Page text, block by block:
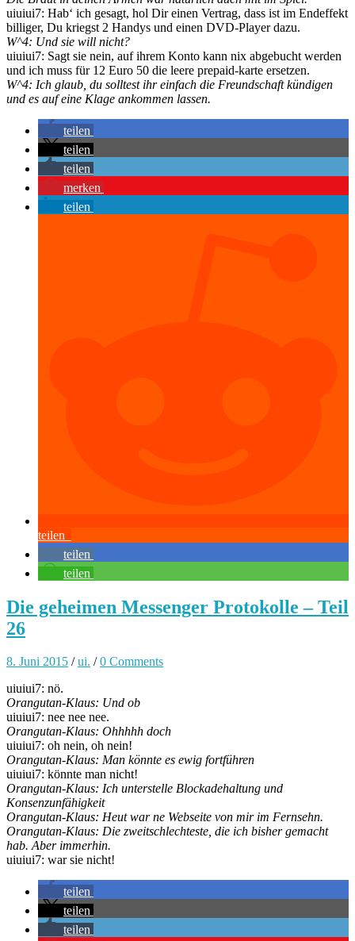
uiuiui7: Hab‘ ich gesagt, hol Dir einen Vertrag, dass ist im Endeffekt
billiger, Du kriegst 2 Handys und einen DVD-Player dazu.
W^4: Und sie will nicht?
uiuiui7: Sagt sie nein, auf ihrem Konto kann nix abgebucht werden
und ich muss für 12 Euro 50 die leere prepaid-karte ersetzen.
W^4: Ich glaub, du solltest ihr einfach die Freundschaft kündigen
und es auf eine Klage ankommen lassen.
teilen
teilen
teilen
merken
teilen
teilen
teilen
teilen
Die geheimen Messenger Protokolle – Teil
26
8. Juni 2015 /ui. /0 Comments
uiuiui7: nö.
Orangutan-Klaus: Und ob
uiuiui7: nee nee nee.
Orangutan-Klaus: Ohhhhh doch
uiuiui7: oh nein, oh nein!
Orangutan-Klaus: Man könnte es ewig fortführen
uiuiui7: könnte man nicht!
Orangutan-Klaus: Ich unterstelle Blockadehaltung und
Konsenzunfähigkeit
Orangutan-Klaus: Heut war ne Webseite von mir im Fernsehn.
Orangutan-Klaus: Die zweitschlechteste, die ich bisher gemacht
hab. Aber immerhin.
uiuiui7: war sie nicht!
teilen
teilen
teilen